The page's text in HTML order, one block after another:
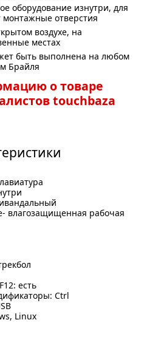
оборудование изнутри, для
отверстия
воздухе, на
местах
быть выполнена на любом
Брайля
о товаре
touchbaza
влагозащищенная рабочая
есть
Ctrl
Linux